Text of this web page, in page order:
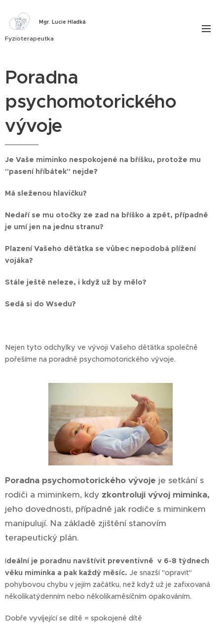
Mgr. Lucie Hladká
Fyzioterapeutka
Poradna
psychomotorického
vývoje
Je Vaše miminko nespokojené na bříšku, protože mu
"pasení hříbátek" nejde?
Má sleženou hlavičku?
Nedaří se mu otočky ze zad na bříško a zpět, případně
je umí jen na jednu stranu?
Plazení Vašeho děťátka se vůbec nepodobá plížení
vojáka?
Stále ještě neleze, i když už by mělo?
Sedá si do Wsedu?
Nejen tyto odchylky ve vývoji Vašeho děťátka společně
pořešíme na poradně psychomotorického vývoje.
Poradna psychomotorického vývoje je setkání s
rodiči a miminkem, kdy zkontroluji vývoj miminka,
jeho dovednosti, případně jak rodiče s miminkem
manipulují. Na základě zjištění stanovím
terapeutický plán.
Ideální je poradnu navštívit preventivně v 6-8 týdnech
věku miminka a pak každý měsíc. Je snazší "opravit"
pohybovou chybu v jejím začátku, než když už je zafixovaná
několikatýdenním nebo několikaměsíčním opakováním.
Dobře vyvíjející se dítě = spokojené dítě